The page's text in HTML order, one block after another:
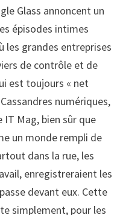
Glass annoncent un
épisodes intimes
les grandes entreprises
de contrôle et de
est toujours « net
numériques,
Mag, bien sûr que
un monde rempli de
dans la rue, les
enregistreraient les
devant eux. Cette
simplement, pour les